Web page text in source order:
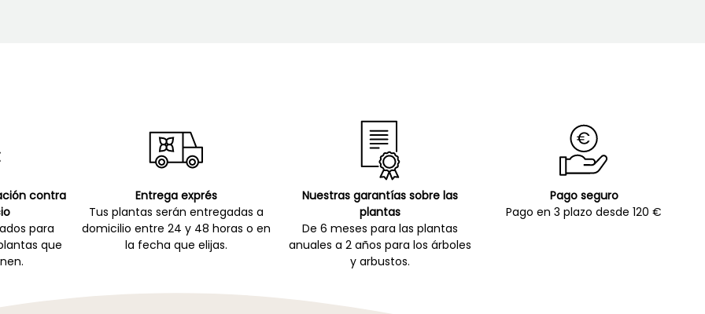
contra
para
que
Entrega exprés
Tus plantas serán entregadas a
domicilio entre 24 y 48 horas o en
la fecha que elijas.
Nuestras garantías sobre las
plantas
De 6 meses para las plantas
anuales a 2 años para los árboles
y arbustos.
Pago seguro
Pago en 3 plazo desde 120 €